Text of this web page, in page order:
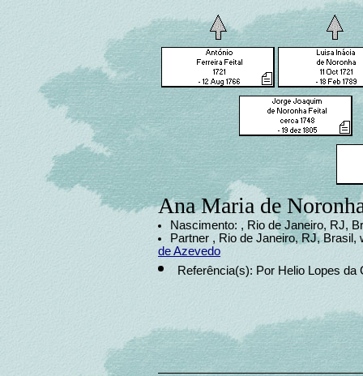
Ana Maria de
Nascimento: , Rio de Janeiro, RJ,
Partner , Rio de Janeiro, RJ, Brasil,
de Azevedo
Referência(s): Por Helio Lopes da